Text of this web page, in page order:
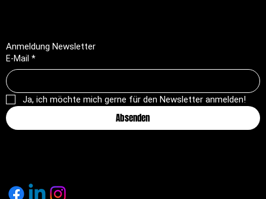
Anmeldung Newsletter
E-Mail *
Ja, ich möchte mich gerne für den Newsletter anmelden!
Absenden